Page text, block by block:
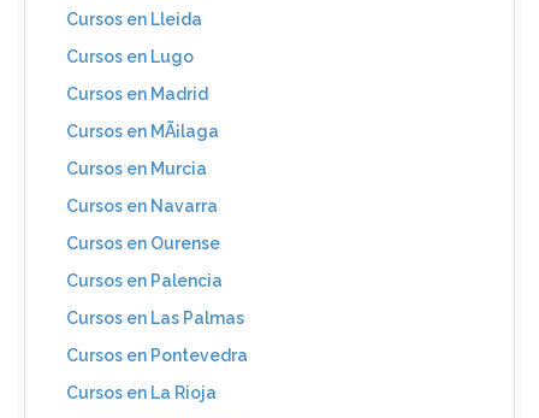
Cursos en Lleida
Cursos en Lugo
Cursos en Madrid
Cursos en MÃ¡laga
Cursos en Murcia
Cursos en Navarra
Cursos en Ourense
Cursos en Palencia
Cursos en Las Palmas
Cursos en Pontevedra
Cursos en La Rioja